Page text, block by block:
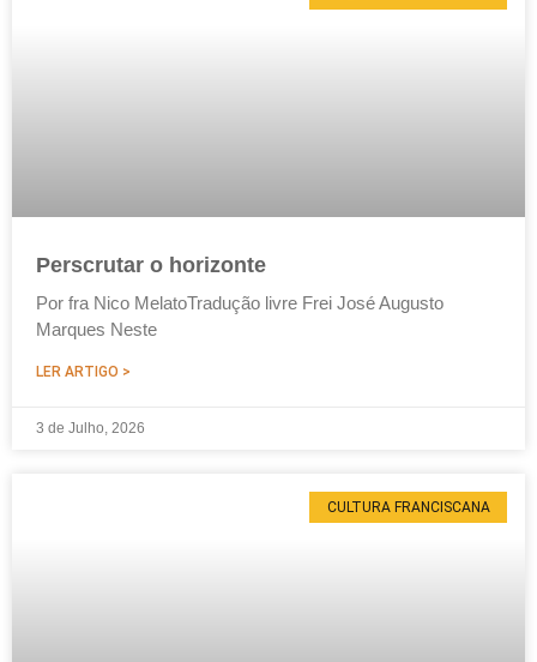
Perscrutar o horizonte
Por fra Nico MelatoTradução livre Frei José Augusto
Marques Neste
LER ARTIGO >
3 de Julho, 2026
CULTURA FRANCISCANA